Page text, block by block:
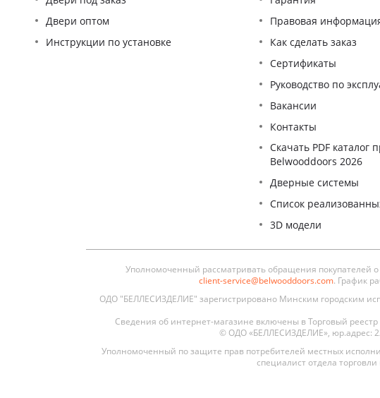
Двери оптом
Инструкции по установке
Правовая
Как сделать заказ
Сертификаты
Pуководство по
Вакансии
Контакты
Скачать PDF каталог
Belwooddoors 2026
Дверные системы
Список
3D модели
Уполномоченный рассматривать обращения покупателей
client-service@belwooddoors.com. График
ОДО "БЕЛЛЕСИЗДЕЛИЕ" зарегистрировано Минским городским
Сведения об интернет-магазине включены в Торговый
© ОДО «БЕЛЛЕСИЗДЕЛИЕ», юр.адрес:
Уполномоченный по защите прав потребителей местных
специалист отдела